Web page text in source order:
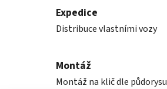
Expedice
Distribuce vlastními vozy
Montáž
Montáž na klič dle půdorysu